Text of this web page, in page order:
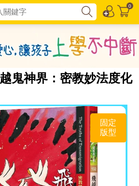
0
鬼神界：密教妙法度化
固定
版型